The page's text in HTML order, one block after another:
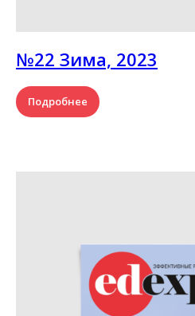
№22 Зима, 2023
Подробнее